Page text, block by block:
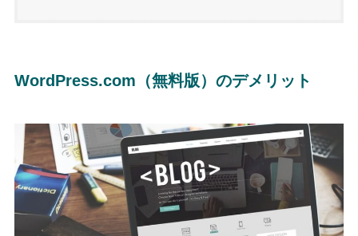
WordPress.com（無料版）のデメリット